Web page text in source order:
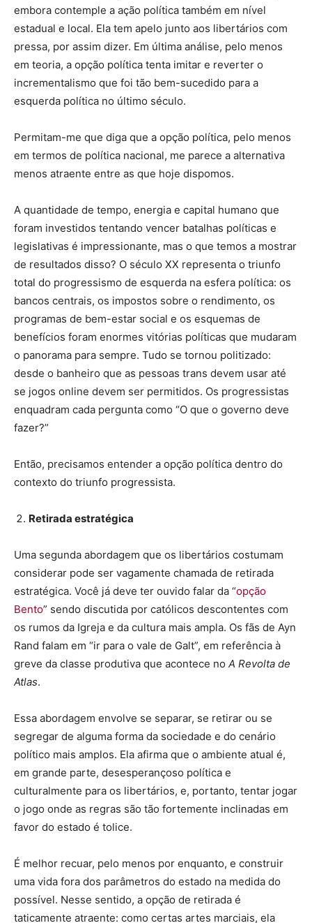
embora contemple a ação política também em nível
estadual e local. Ela tem apelo junto aos libertários com
pressa, por assim dizer. Em última análise, pelo menos
em teoria, a opção política tenta imitar e reverter o
incrementalismo que foi tão bem-sucedido para a
esquerda política no último século.
Permitam-me que diga que a opção política, pelo menos
em termos de política nacional, me parece a alternativa
menos atraente entre as que hoje dispomos.
A quantidade de tempo, energia e capital humano que
foram investidos tentando vencer batalhas políticas e
legislativas é impressionante, mas o que temos a mostrar
de resultados disso? O século XX representa o triunfo
total do progressismo de esquerda na esfera política: os
bancos centrais, os impostos sobre o rendimento, os
programas de bem-estar social e os esquemas de
benefícios foram enormes vitórias políticas que mudaram
o panorama para sempre. Tudo se tornou politizado:
desde o banheiro que as pessoas trans devem usar até
se jogos online devem ser permitidos. Os progressistas
enquadram cada pergunta como “O que o governo deve
fazer?”
Então, precisamos entender a opção política dentro do
contexto do triunfo progressista.
Retirada estratégica
Uma segunda abordagem que os libertários costumam
considerar pode ser vagamente chamada de retirada
estratégica. Você já deve ter ouvido falar da “opção
Bento” sendo discutida por católicos descontentes com
os rumos da Igreja e da cultura mais ampla. Os fãs de Ayn
Rand falam em “ir para o vale de Galt”, em referência à
greve da classe produtiva que acontece no A Revolta de
Atlas.
Essa abordagem envolve se separar, se retirar ou se
segregar de alguma forma da sociedade e do cenário
político mais amplos. Ela afirma que o ambiente atual é,
em grande parte, desesperançoso política e
culturalmente para os libertários, e, portanto, tentar jogar
o jogo onde as regras são tão fortemente inclinadas em
favor do estado é tolice.
É melhor recuar, pelo menos por enquanto, e construir
uma vida fora dos parâmetros do estado na medida do
possível. Nesse sentido, a opção de retirada é
taticamente atraente: como certas artes marciais, ela